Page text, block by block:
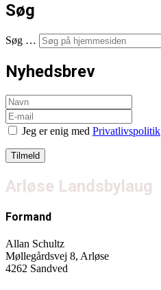
Søg
Søg …
Nyhedsbrev
Jeg er enig med Privatlivspolitik
Arløse Landsbylaug
Formand
Allan Schultz
Møllegårdsvej 8, Arløse
4262 Sandved